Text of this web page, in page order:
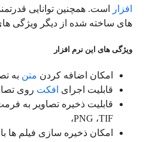
افزار
است. همچنین توانایی
های ساخته شده از دیگر ویژگی
ویژگی های این نرم افزار
امکان اضافه کردن متن به
قابلیت اجرای افکت روی
،PNG ،TIF